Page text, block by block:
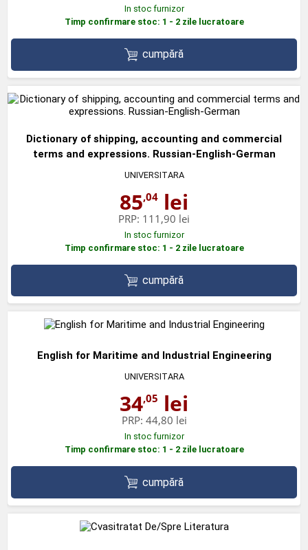
In stoc furnizor
Timp confirmare stoc: 1 - 2 zile lucratoare
cumpără
Dictionary of shipping, accounting and commercial
terms and expressions. Russian-English-German
UNIVERSITARA
85,04 lei
PRP: 111,90 lei
In stoc furnizor
Timp confirmare stoc: 1 - 2 zile lucratoare
cumpără
English for Maritime and Industrial Engineering
UNIVERSITARA
34,05 lei
PRP: 44,80 lei
In stoc furnizor
Timp confirmare stoc: 1 - 2 zile lucratoare
cumpără